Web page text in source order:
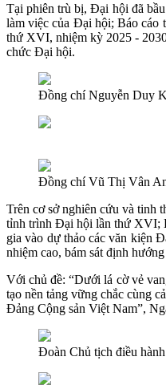
Tại phiên trù bị, Đại hội đã
làm việc của Đại hội; Báo cáo
thứ XVI, nhiệm kỳ 2025 -
chức Đại hội.
Đồng chí Nguyễn Duy
Đồng chí Vũ Thị Vân
Trên cơ sở nghiên cứu và tinh
tỉnh trình Đại hội lần thứ XVI;
gia vào dự thảo các văn kiện
nhiệm cao, bám sát định
Với chủ đề: “Dưới lá cờ vẻ
tạo nền tảng vững chắc cùng
Đảng Cộng sản Việt Nam”,
Đoàn Chủ tịch điều